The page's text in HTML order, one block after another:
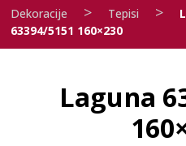
Dekoracije > Tepisi >
63394/5151 160×230
Laguna